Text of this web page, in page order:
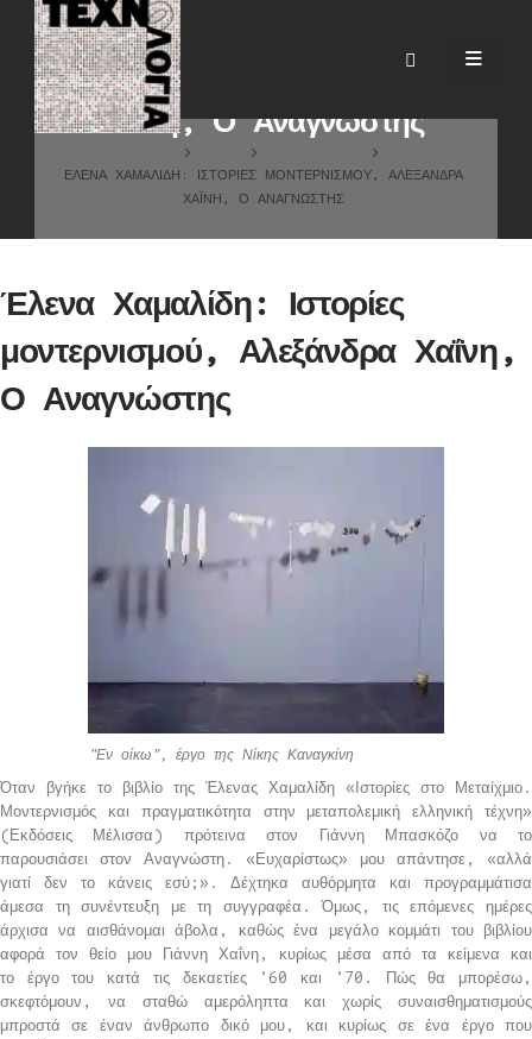
Έλενα Χαμαλίδη: Ιστορίες
μοντερνισμού, Αλεξάνδρα
Χαΐνη, Ο Αναγνώστης
ΈΛΕΝΑ ΧΑΜΑΛΊΔΗ: ΙΣΤΟΡΊΕΣ ΜΟΝΤΕΡΝΙΣΜΟΎ, ΑΛΕΞΆΝΔΡΑ
ΧΑΪ́ΝΗ, Ο ΑΝΑΓΝΏΣΤΗΣ
Έλενα Χαμαλίδη: Ιστορίες
μοντερνισμού, Αλεξάνδρα Χαΐνη,
Ο Αναγνώστης
“Εν οίκω”, έργο της Νίκης Καναγκίνη
Όταν βγήκε το βιβλίο της Έλενας Χαμαλίδη «Ιστορίες στο Μεταίχμιο.
Μοντερνισμός και πραγματικότητα στην μεταπολεμική ελληνική τέχνη»
(Εκδόσεις Μέλισσα) πρότεινα στον Γιάννη Μπασκόζο να το
παρουσιάσει στον Αναγνώστη. «Ευχαρίστως» μου απάντησε, «αλλά
γιατί δεν το κάνεις εσύ;». Δέχτηκα αυθόρμητα και προγραμμάτισα
άμεσα τη συνέντευξη με τη συγγραφέα. Όμως, τις επόμενες ημέρες
άρχισα να αισθάνομαι άβολα, καθώς ένα μεγάλο κομμάτι του βιβλίου
αφορά τον θείο μου Γιάννη Χαΐνη, κυρίως μέσα από τα κείμενα και
το έργο του κατά τις δεκαετίες ’60 και ’70. Πώς θα μπορέσω,
σκεφτόμουν, να σταθώ αμερόληπτα και χωρίς συναισθηματισμούς
μπροστά σε έναν άνθρωπο δικό μου, και κυρίως σε ένα έργο που